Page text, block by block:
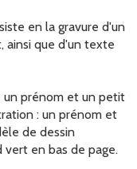
en la gravure d'un
ainsi que d'un texte
un prénom et un petit
: un prénom et
de dessin
vert en bas de page.